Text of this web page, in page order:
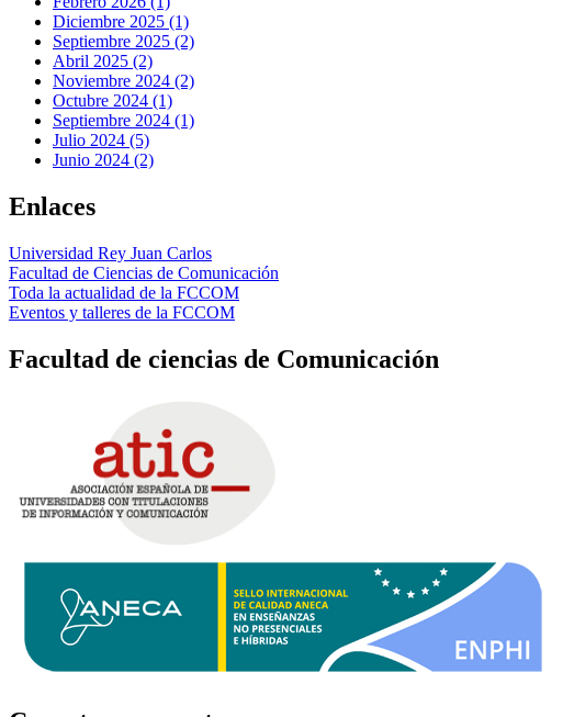
Diciembre 2025 (1)
Septiembre 2025 (2)
Abril 2025 (2)
Noviembre 2024 (2)
Octubre 2024 (1)
Septiembre 2024 (1)
Julio 2024 (5)
Junio 2024 (2)
Enlaces
Universidad Rey Juan Carlos
Facultad de Ciencias de Comunicación
Toda la actualidad de la FCCOM
Eventos y talleres de la FCCOM
Facultad de ciencias de Comunicación